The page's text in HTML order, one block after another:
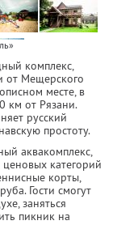
комплекс,
от Мещерского
месте, в
км от Рязани.
русский
простоту.
аквакомплекс,
категорий
корты,
Гости смогут
заняться
пикник на